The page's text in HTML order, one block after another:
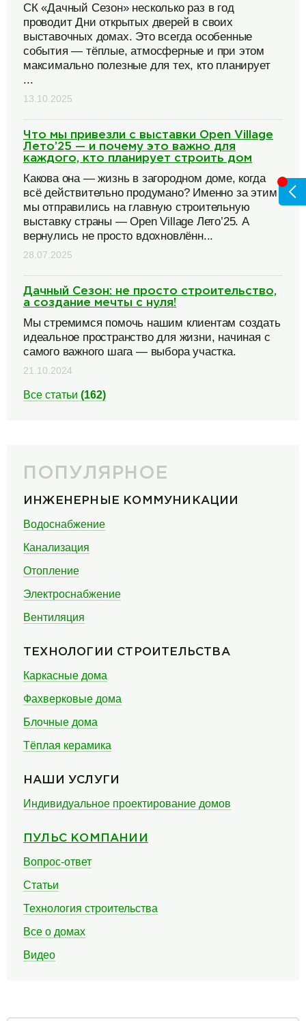
СК «Дачный Сезон» несколько раз в год
проводит Дни открытых дверей в своих
выставочных домах. Это всегда особенные
события — тёплые, атмосферные и при этом
максимально полезные для тех, кто планирует
...
13.10.2025
Что мы привезли с выставки Open Village
Лето’25 — и почему это важно для
каждого, кто планирует строить дом
Какова она — жизнь в загородном доме, когда
всё действительно продумано? Именно за этим
мы отправились на главную строительную
выставку страны — Open Village Лето’25. А
вернулись не просто вдохновлённ...
28.07.2025
Дачный Сезон: не просто строительство,
а создание мечты с нуля!
Мы стремимся помочь нашим клиентам создать
идеальное пространство для жизни, начиная с
самого важного шага — выбора участка.
21.10.2024
Все статьи (162)
ПОПУЛЯРНОЕ
ИНЖЕНЕРНЫЕ КОММУНИКАЦИИ
Водоснабжение
Канализация
Отопление
Электроснабжение
Вентиляция
ТЕХНОЛОГИИ СТРОИТЕЛЬСТВА
Каркасные дома
Фахверковые дома
Блочные дома
Тёплая керамика
НАШИ УСЛУГИ
Индивидуальное проектирование домов
ПУЛЬС КОМПАНИИ
Вопрос-ответ
Статьи
Технология строительства
Все о домах
Видео